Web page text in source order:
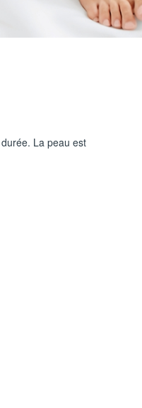
La peau est